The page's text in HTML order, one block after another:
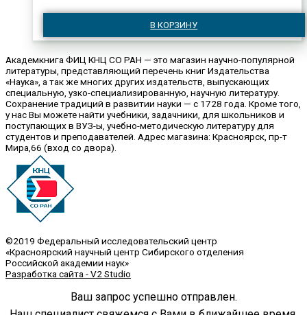
В КОРЗИНУ
Академкнига ФИЦ КНЦ СО РАН — это магазин научно-популярной
литературы, представляющий перечень книг Издательства
«Наука», а так же многих других издательств, выпускающих
специальную, узко-специализированную, научную литературу.
Сохранение традиций в развитии науки — с 1728 года. Кроме того,
у нас Вы можете найти учебники, задачники, для школьников и
поступающих в ВУЗ-ы, учебно-методическую литературу для
студентов и преподавателей. Адрес магазина: Красноярск, пр-т
Мира,66 (вход со двора).
©2019 Федеральный исследовательский центр
«Красноярский научный центр Сибирского отделения
Российской академии наук»
Разработка сайта - V2 Studio
Ваш запрос успешно отправлен.